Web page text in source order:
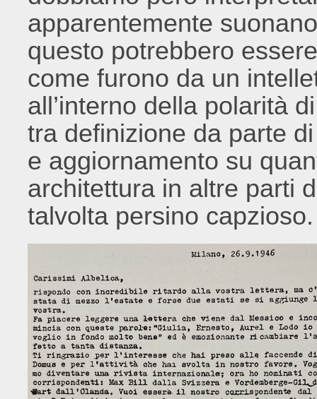
apparentemente
questo potrebbero
come furono da un
all’interno della polarità
tra definizione da parte
e aggiornamento su
architettura in altre parti
talvolta persino capzioso.